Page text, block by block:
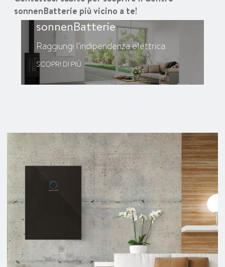
sonnenBatterie più vicino a te!
sonnenBatterie
Raggiungi l'indipendenza elettrica
SCOPRI DI PIÙ